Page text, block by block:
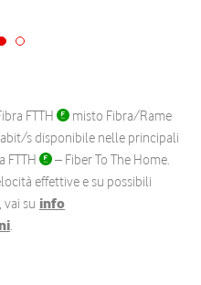
FTTH
misto Fibra/Rame
s disponibile nelle principali
FTTH
– Fiber To The Home.
effettive e su possibili
su info
.